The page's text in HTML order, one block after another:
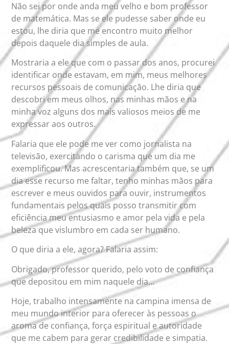
Não sei por onde anda meu velho e bom professor
de matemática. Mas se ele pudesse saber onde eu
estou, lhe diria que me encontro muito melhor
depois daquele dia simples de aula.
Mostraria a ele que com o passar dos anos, procurei
identificar onde estavam, em mim, meus melhores
recursos pessoais de comunicação. Lhe diria que
descobri em meus olhos, nas minhas mãos e na
minha voz alguns dos mais valiosos meios de me
expressar aos outros.
Falaria que ele pode me ver como jornalista na
televisão, exercitando o carisma que um dia me
exemplificou. Mas acrescentaria também que, se um
dia esse recurso me faltar, tenho minhas mãos para
escrever e meus ouvidos para ouvir, instrumentos
fundamentais pelos quais posso transmitir com
eficiência meu entusiasmo e amor pela vida e pela
beleza que vislumbro em cada ser humano.
O que diria a ele, agora? Falaria assim:
Obrigado, professor querido, pelo voto de confiança
que depositou em mim naquele dia…
Hoje, trabalho intensamente na campina imensa de
meu mundo interior para oferecer às pessoas o
aroma de confiança, força espiritual e autoridade
que me cabem para gerar credibilidade e simpatia.